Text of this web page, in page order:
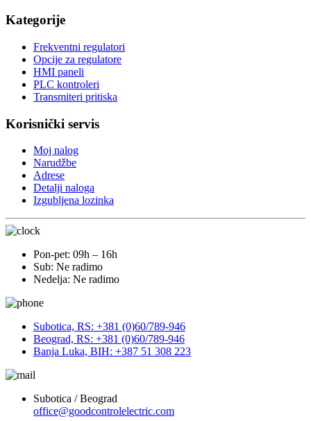
Kategorije
Frekventni regulatori
Opcije za regulatore
HMI paneli
PLC kontroleri
Transmiteri pritiska
Korisnički servis
Moj nalog
Narudžbe
Adrese
Detalji naloga
Izgubljena lozinka
Pon-pet: 09h – 16h
Sub: Ne radimo
Nedelja: Ne radimo
Subotica, RS: +381 (0)60/789-946
Beograd, RS: +381 (0)60/789-946
Banja Luka, BIH: +387 51 308 223
Subotica / Beograd
office@goodcontrolelectric.com